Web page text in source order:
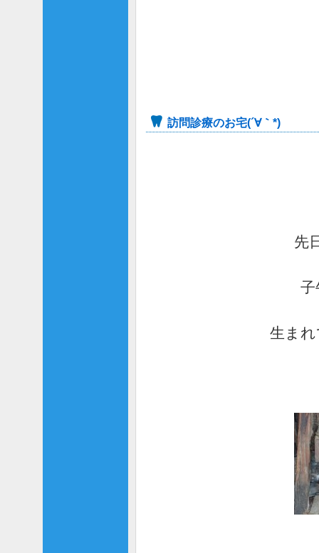
訪問診療のお宅(´∀｀*)
先
子
生ま